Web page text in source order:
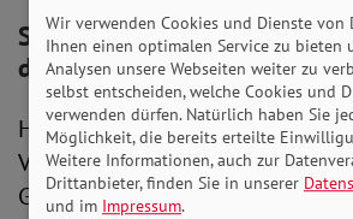
SoVD beteiligt sich an
der Erinnerungskultur
Hinzu kommen deutschlandweit
Veranstaltungen auf Friedhöfen
Gedenkstätten. An vielen Orten
Wir verwenden Cookies und Dienste
Ihnen einen optimalen Service zu bieten
Analysen unsere Webseiten weiter zu
selbst entscheiden, welche Cookies und
verwenden dürfen. Natürlich haben Sie
Möglichkeit, die bereits erteilte
Weitere Informationen, auch zur
Drittanbieter, finden Sie in unserer
und im Impressum.